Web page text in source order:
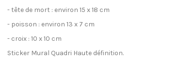
- tête de mort : environ 15 x 18 cm
- poisson : environ 13 x 7 cm
- croix : 10 x 10 cm
Sticker Mural Quadri Haute définition.